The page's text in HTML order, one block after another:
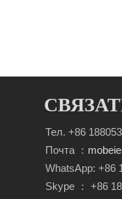
Тел. +86
Почта ：
WhatsApp: +86
Skype ： +86